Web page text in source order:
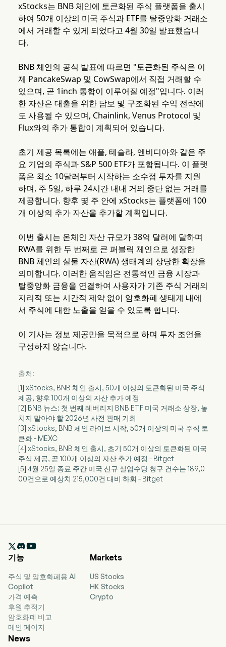
xStocks는 BNB 체인에 토큰화된 주식 플랫폼을 출시
하여 50개 이상의 미국 주식과 ETF를 탈중앙화 거래소
에서 거래할 수 있게 되었다고 4월 30일 발표했습니
다.
BNB 체인의 공식 발표에 따르면 "토큰화된 주식은 이
제 PancakeSwap 및 CowSwap에서 직접 거래할 수
있으며, 곧 1inch 통합이 이루어질 예정"입니다. 이러
한 자산은 대출을 위한 담보 및 구조화된 수익 전략에
도 사용될 수 있으며, Chainlink, Venus Protocol 및
Flux와의 추가 통합이 계획되어 있습니다.
초기 제공 목록에는 애플, 테슬라, 엔비디아와 같은 주
요 기업의 주식과 S&P 500 ETF가 포함됩니다. 이 플랫
폼은 최소 10달러부터 시작하는 소수점 투자를 지원
하며, 주 5일, 하루 24시간 내내 거의 중단 없는 거래를
제공합니다. 향후 몇 주 안에 xStocks는 플랫폼에 100
개 이상의 추가 자산을 추가할 계획입니다.
이번 출시는 온체인 자산 규모가 38억 달러에 달하며
RWA를 위한 두 번째로 큰 퍼블릭 체인으로 성장한
BNB 체인의 실물 자산(RWA) 생태계의 상당한 확장을
의미합니다. 이러한 움직임은 전통적인 금융 시장과
탈중앙화 금융을 연결하여 사용자가 기존 주식 거래의
지리적 또는 시간적 제약 없이 암호화폐 생태계 내에
서 주식에 대한 노출을 얻을 수 있도록 합니다.
이 기사는 정보 제공만을 목적으로 하며 투자 조언을
구성하지 않습니다.
출처:
[1] xStocks, BNB 체인 출시, 50개 이상의 토큰화된 미국 주식
제공, 향후 100개 이상의 자산 추가 예정
[2] BNB 뉴스: 첫 번째 레버리지 BNB ETF 미국 거래소 상장, 놓
치지 말아야 할 2026년 사전 판매 기회
[3] xStocks, BNB 체인 라이브 시작, 50개 이상의 미국 주식 토
큰화 - MEXC
[4] xStocks, BNB 체인 출시, 초기 50개 이상의 토큰화된 미국
주식 제공, 곧 100개 이상의 자산 추가 예정 - Bitget
[5] 4월 25일 종료 주간 미국 신규 실업수당 청구 건수는 189,0
00건으로 예상치 215,000건 대비 하회 - Bitget

기능
주식 및 암호화폐용 AI
Copilot
가격 예측
후원 추적기
암호화폐 비교
메인 페이지
Markets
US Stocks
HK Stocks
Crypto
News